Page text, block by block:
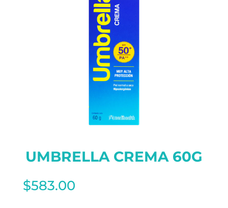
UMBRELLA CREMA 60G
$583.00